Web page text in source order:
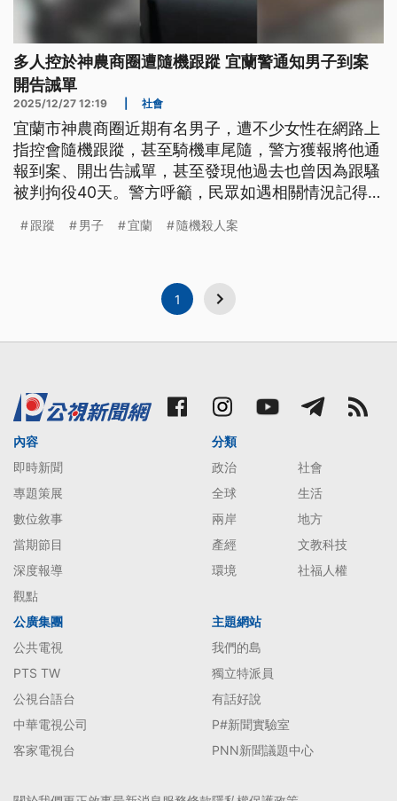
多人控於神農商圈遭隨機跟蹤 宜蘭警通知男子到案
開告誡單
2025/12/27 12:19 社會
宜蘭市神農商圈近期有名男子，遭不少女性在網路上
指控會隨機跟蹤，甚至騎機車尾隨，警方獲報將他通
報到案、開出告誡單，甚至發現他過去也曾因為跟騷
被判拘役40天。警方呼籲，民眾如遇相關情況記得立
跟蹤 男子 宜蘭 隨機殺人案
1
內容
即時新聞
專題策展
數位敘事
當期節目
深度報導
觀點
分類
政治
社會
全球
生活
兩岸
地方
產經
文教科技
環境
社福人權
公廣集團
公共電視
PTS TW
公視台語台
中華電視公司
客家電視台
主題網站
我們的島
獨立特派員
有話好說
P#新聞實驗室
PNN新聞議題中心